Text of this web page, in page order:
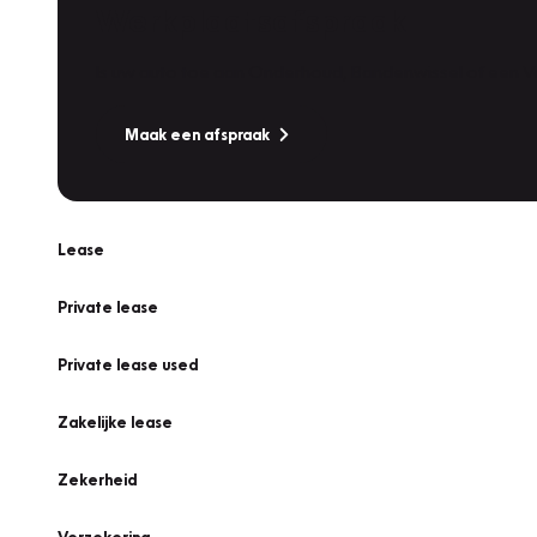
Maak een afspraak
Lease
Private lease
Private lease used
Zakelijke lease
Zekerheid